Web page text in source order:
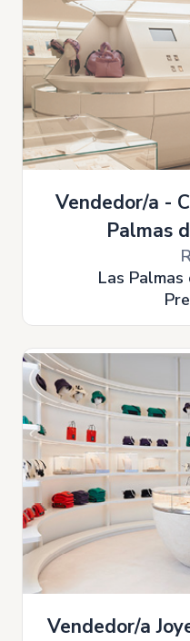
Vendedor/a -
Palmas
Las Palmas
Vendedor/a